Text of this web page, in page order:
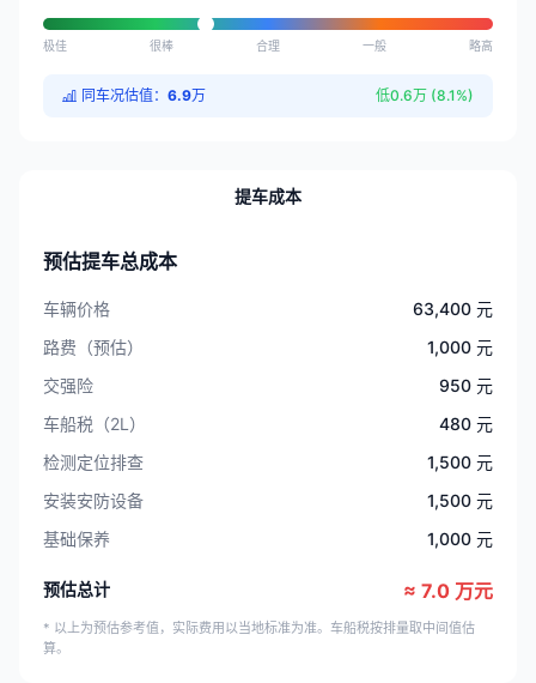
极佳 很棒 合理 一般 略高
同车况估值： 6.9万 低0.6万 (8.1%)
提车成本
预估提车总成本
车辆价格
63,400 元
路费（预估）
1,000 元
交强险
950 元
车船税（2L）
480 元
检测定位排查
1,500 元
安装安防设备
1,500 元
基础保养
1,000 元
预估总计 ≈ 7.0 万元
* 以上为预估参考值，实际费用以当地标准为准。车船税按排量取中间值估
算。